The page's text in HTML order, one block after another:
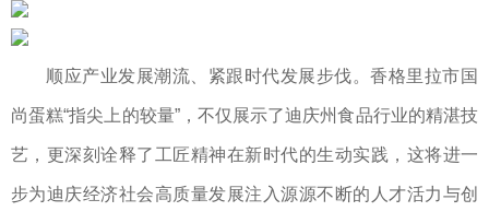
顺应产业发展潮流、紧跟时代发展步伐。香格里拉市国
尚蛋糕“指尖上的较量”，不仅展示了迪庆州食品行业的精湛技
艺，更深刻诠释了工匠精神在新时代的生动实践，这将进一
步为迪庆经济社会高质量发展注入源源不断的人才活力与创